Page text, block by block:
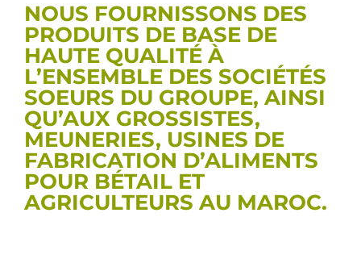
NOUS FOURNISSONS DES
PRODUITS DE BASE DE
HAUTE QUALITÉ À
L’ENSEMBLE DES SOCIÉTÉS
SOEURS DU GROUPE, AINSI
QU’AUX GROSSISTES,
MEUNERIES, USINES DE
FABRICATION D’ALIMENTS
POUR BÉTAIL ET
AGRICULTEURS AU MAROC.